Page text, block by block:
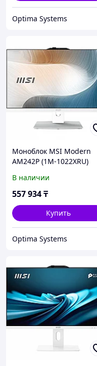
Optima Systems
Моноблок MSI Modern
AM242P (1M-1022XRU)
Intel, Core 5, 120U, 1.4, 16
Гб, 512 Гб
В наличии
557 934₸
Купить
Optima Systems